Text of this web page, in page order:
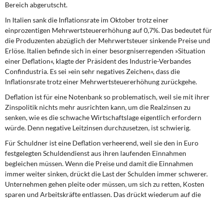
Bereich abgerutscht.
In Italien sank die Inflationsrate im Oktober trotz einer
einprozentigen Mehrwertsteuererhöhung auf 0,7%. Das bedeutet für
die Produzenten abzüglich der Mehrwertsteuer sinkende Preise und
Erlöse. Italien befinde sich in einer besorgniserregenden »Situation
einer Deflation«, klagte der Präsident des Industrie-Verbandes
Confindustria. Es sei »ein sehr negatives Zeichen«, dass die
Inflationsrate trotz einer Mehrwertsteuererhöhung zurückgehe.
Deflation ist für eine Notenbank so problematisch, weil sie mit ihrer
Zinspolitik nichts mehr ausrichten kann, um die Realzinsen zu
senken, wie es die schwache Wirtschaftslage eigentlich erfordern
würde. Denn negative Leitzinsen durchzusetzen, ist schwierig.
Für Schuldner ist eine Deflation verheerend, weil sie den in Euro
festgelegten Schuldendienst aus ihren laufenden Einnahmen
begleichen müssen. Wenn die Preise und damit die Einnahmen
immer weiter sinken, drückt die Last der Schulden immer schwerer.
Unternehmen gehen pleite oder müssen, um sich zu retten, Kosten
sparen und Arbeitskräfte entlassen. Das drückt wiederum auf die